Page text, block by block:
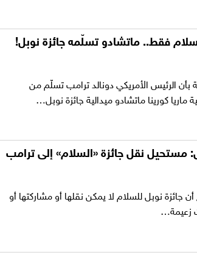
فقط.. ماتشادو تسلّمه جائزة نوبل!
بأن الرئيس الأمريكي دونالد ترامب تسلّم من
ماريا كورينا ماتشادو ميدالية جائزة نوبل…
مستحيل نقل جائزة «السلام» إلى ترامب
جائزة نوبل للسلام لا يمكن نقلها أو مشاركتها أو
زعيمة…